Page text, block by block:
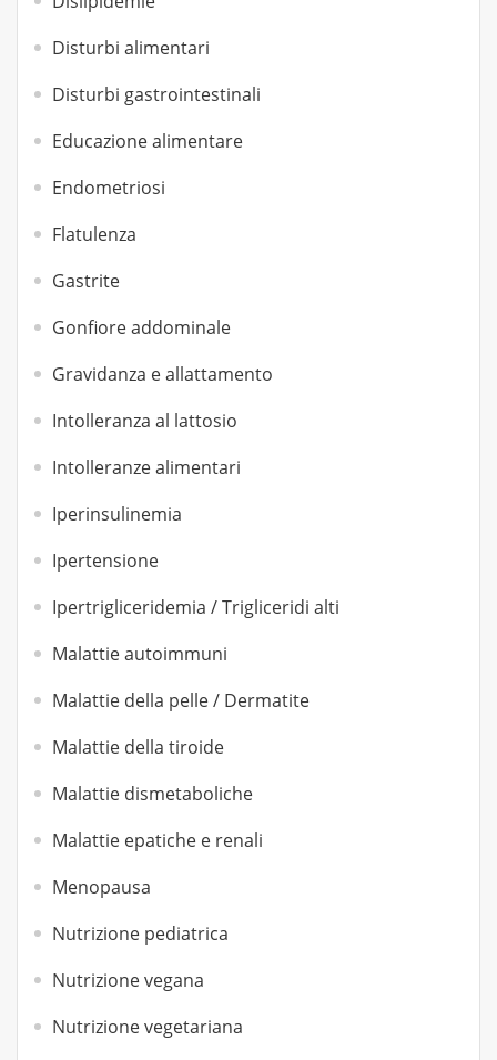
Disturbi alimentari
Disturbi gastrointestinali
Educazione alimentare
Endometriosi
Flatulenza
Gastrite
Gonfiore addominale
Gravidanza e allattamento
Intolleranza al lattosio
Intolleranze alimentari
Iperinsulinemia
Ipertensione
Ipertrigliceridemia / Trigliceridi alti
Malattie autoimmuni
Malattie della pelle / Dermatite
Malattie della tiroide
Malattie dismetaboliche
Malattie epatiche e renali
Menopausa
Nutrizione pediatrica
Nutrizione vegana
Nutrizione vegetariana